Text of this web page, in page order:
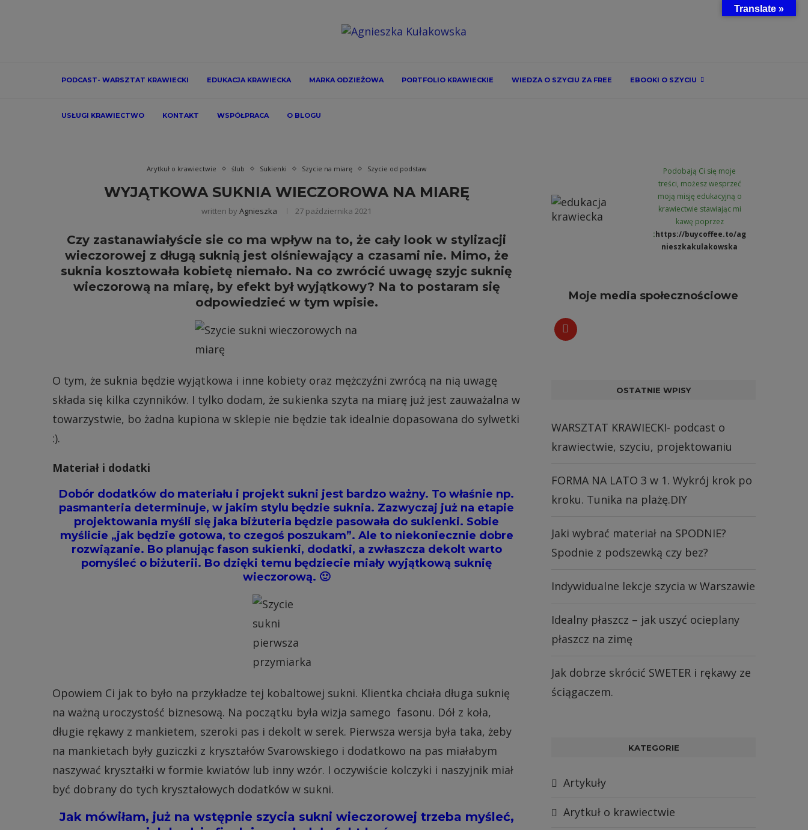
PODCAST- WARSZTAT KRAWIECKI EDUKACJA KRAWIECKA MARKA ODZIEŻOWA PORTFOLIO KRAWIECKIE WIEDZA O SZYCIU ZA FREE EBOOKI O SZYCIU
USŁUGI KRAWIECTWO KONTAKT WSPÓŁPRACA O BLOGU
Arytkuł o krawiectwie ślub Sukienki Szycie na miarę Szycie od podstaw
WYJĄTKOWA SUKNIA WIECZOROWA NA MIARĘ
written byAgnieszka 27 października 2021
Czy zastanawiałyście sie co ma wpływ na to, że cały look w stylizacji
wieczorowej z długą suknią jest olśniewający a czasami nie. Mimo, że
suknia kosztowała kobietę niemało. Na co zwrócić uwagę szyjc suknię
wieczorową na miarę, by efekt był wyjątkowy? Na to postaram się
odpowiedzieć w tym wpisie.
O tym, że suknia będzie wyjątkowa i inne kobiety oraz mężczyźni zwrócą na nią uwagę
składa się kilka czynników. I tylko dodam, że sukienka szyta na miarę już jest zauważalna w
towarzystwie, bo żadna kupiona w sklepie nie będzie tak idealnie dopasowana do sylwetki
:).
Materiał i dodatki
Dobór dodatków do materiału i projekt sukni jest bardzo ważny. To właśnie np.
pasmanteria determinuje, w jakim stylu będzie suknia. Zazwyczaj już na etapie
projektowania myśli się jaka biżuteria będzie pasowała do sukienki. Sobie
myślicie „jak będzie gotowa, to czegoś poszukam”. Ale to niekoniecznie dobre
rozwiązanie. Bo planując fason sukienki, dodatki, a zwłaszcza dekolt warto
pomyśleć o biżuterii. Bo dzięki temu będziecie miały wyjątkową suknię
wieczorową. 🙂
Opowiem Ci jak to było na przykładze tej kobaltowej sukni. Klientka chciała długa suknię
na ważną uroczystość biznesową. Na początku była wizja samego fasonu. Dół z koła,
długie rękawy z mankietem, szeroki pas i dekolt w serek. Pierwsza wersja była taka, żeby
na mankietach były guziczki z kryształów Svarowskiego i dodatkowo na pas miałabym
naszywać kryształki w formie kwiatów lub inny wzór. I oczywiście kolczyki i naszyjnik miał
być dobrany do tych kryształowych dodatków w sukni.
Jak mówiłam, już na wstępnie szycia sukni wieczorowej trzeba myśleć,
Podobają Ci się moje
treści, możesz wesprzeć
moją misję edukacyjną o
krawiectwie stawiając mi
kawę poprzez
:https://buycoffee.to/ag
nieszkakulakowska
Moje media społecznościowe
OSTATNIE WPISY
WARSZTAT KRAWIECKI- podcast o
krawiectwie, szyciu, projektowaniu
FORMA NA LATO 3 w 1. Wykrój krok po
kroku. Tunika na plażę.DIY
Jaki wybrać materiał na SPODNIE?
Spodnie z podszewką czy bez?
Indywidualne lekcje szycia w Warszawie
Idealny płaszcz – jak uszyć ocieplany
płaszcz na zimę
Jak dobrze skrócić SWETER i rękawy ze
ściągaczem.
KATEGORIE
Artykuły
Arytkuł o krawiectwie
Translate »